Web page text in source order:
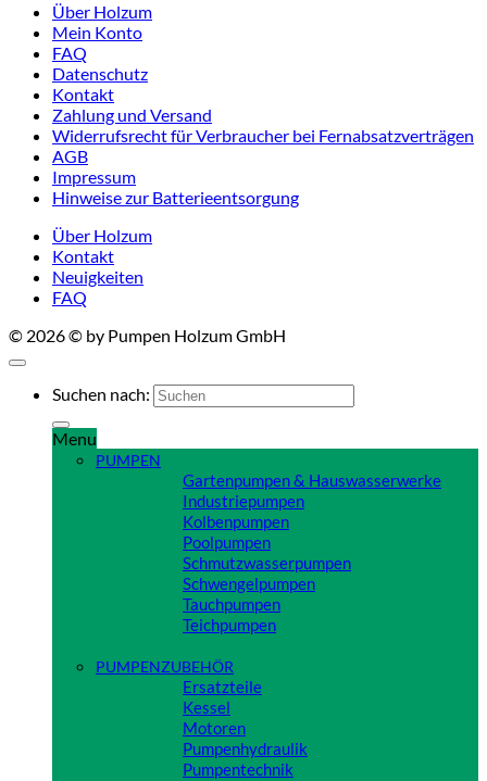
Über Holzum
Mein Konto
FAQ
Datenschutz
Kontakt
Zahlung und Versand
Widerrufsrecht für Verbraucher bei Fernabsatzverträgen
AGB
Impressum
Hinweise zur Batterieentsorgung
Über Holzum
Kontakt
Neuigkeiten
FAQ
© 2026 © by Pumpen Holzum GmbH
Suchen nach:
Menu
PUMPEN
Gartenpumpen & Hauswasserwerke
Industriepumpen
Kolbenpumpen
Poolpumpen
Schmutzwasserpumpen
Schwengelpumpen
Tauchpumpen
Teichpumpen
PUMPENZUBEHÖR
Ersatzteile
Kessel
Motoren
Pumpenhydraulik
Pumpentechnik